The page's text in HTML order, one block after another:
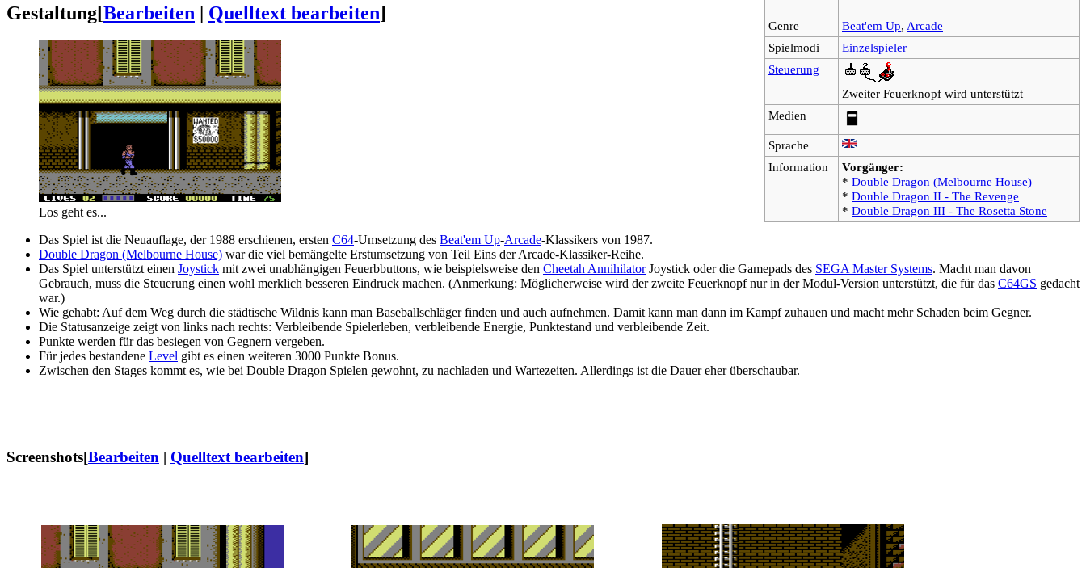
Genre Beat'em Up, Arcade
Spielmodi
Einzelspieler
Steuerung
Zweiter Feuerknopf wird unterstützt
Medien
Sprache
Information
Vorgänger:
* Double Dragon (Melbourne House)
* Double Dragon II - The Revenge
* Double Dragon III - The Rosetta Stone
Gestaltung[Bearbeiten Quelltext bearbeiten]
Los geht es...
Das Spiel ist die Neuauflage, der 1988 erschienen, ersten C64-Umsetzung des Beat'em Up-Arcade-Klassikers von 1987.
Double Dragon (Melbourne House) war die viel bemängelte Erstumsetzung von Teil Eins der Arcade-Klassiker-Reihe.
Das Spiel unterstützt einen Joystick mit zwei unabhängigen Feuerbbuttons, wie beispielsweise den Cheetah AnnihilatorJoystick oder die Gamepads des SEGA Master Systems. Macht man davon
Gebrauch, muss die Steuerung einen wohl merklich besseren Eindruck machen. (Anmerkung: Möglicherweise wird der zweite Feuerknopf nur in der Modul-Version unterstützt, die für das C64GS gedacht
war.)
Wie gehabt: Auf dem Weg durch die städtische Wildnis kann man Baseballschläger finden und auch aufnehmen. Damit kann man dann im Kampf zuhauen und macht mehr Schaden beim Gegner.
Die Statusanzeige zeigt von links nach rechts: Verbleibende Spielerleben, verbleibende Energie, Punktestand und verbleibende Zeit.
Punkte werden für das besiegen von Gegnern vergeben.
Für jedes bestandene Level gibt es einen weiteren 3000 Punkte Bonus.
Zwischen den Stages kommt es, wie bei Double Dragon Spielen gewohnt, zu nachladen und Wartezeiten. Allerdings ist die Dauer eher überschaubar.
Screenshots[Bearbeiten | Quelltext bearbeiten]